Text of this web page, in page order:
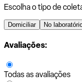
Escolha o tipo de
Domiciliar No
Avaliações:
Todas as avaliações